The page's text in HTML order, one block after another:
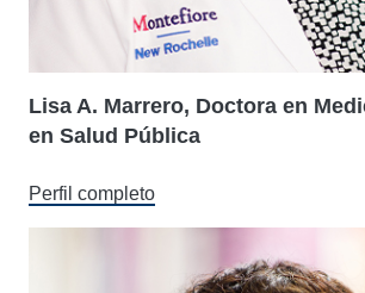
Lisa A. Marrero, Doctora en
en Salud Pública
Perfil completo